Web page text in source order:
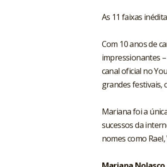
As 11 faixas
Com 10 anos de
impressionantes
canal oficial no
grandes festivais,
Mariana foi a
sucessos da
nomes como